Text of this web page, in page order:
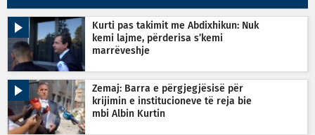
Kurti pas takimit me Abdixhikun: Nuk
kemi lajme, përderisa s’kemi
marrëveshje
Zemaj: Barra e përgjegjësisë për
krijimin e institucioneve të reja bie
mbi Albin Kurtin